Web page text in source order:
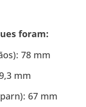
foram:
78 mm
mm
67 mm